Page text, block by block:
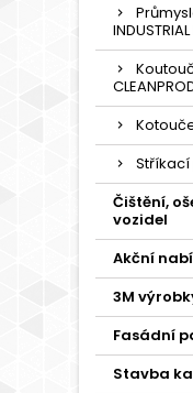
Stříkací
Čištění,
vozidel
Akční
3M
Fasádní
Stavba